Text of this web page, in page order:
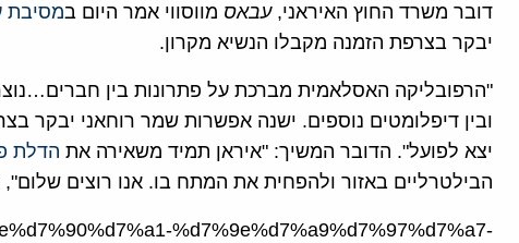
דובר משרד החוץ האיראני,עבאס מווסווי אמר היום במסיבת
יבקר בצרפת הזמנה מקבלו הנשיא מקרון.
"הרפובליקה האסלאמית מברכת על פתרונות בין
ובין דיפלומטים נוספים. ישנה אפשרות שמר רוחאני יבקר
יצא לפועל". הדובר המשיך: "איראן תמיד משאירה את הדלת
הבילטרליים באזור ולהפחית את המתח בו. אנו רוצים שלום",
%d7%9e%d7%a9%d7%97%d7%a7-